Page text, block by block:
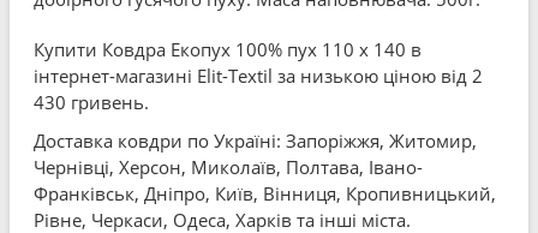
Купити Ковдра Екопух 100% пух 110 x 140 в
інтернет-магазині Elit-Textil за низькою ціною від 2
430 гривень.
Доставка ковдри по Україні: Запоріжжя, Житомир,
Чернівці, Херсон, Миколаїв, Полтава, Івано-
Франківськ, Дніпро, Київ, Вінниця, Кропивницький,
Рівне, Черкаси, Одеса, Харків та інші міста.